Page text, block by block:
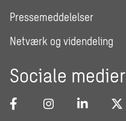
Pressemeddelelser
Netværk og videndeling
Sociale medier